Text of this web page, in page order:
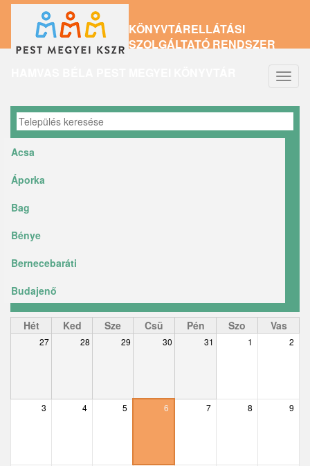
tartalomra
KÖNYVTÁRELLÁTÁSI
SZOLGÁLTATÓ RENDSZER
Acsa
Áporka
Bag
Bénye
Bernecebaráti
Budajenő
Ceglédbercel
Csemő
Csobánka
Hét Ked Sze Csü Pén Szo Vas
27 28 29 30 31 1 2
3 4 5 6 7 8 9